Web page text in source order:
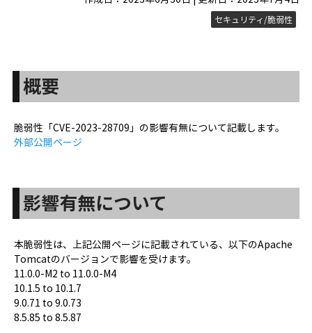
セキュリティ/脆弱性
概要
脆弱性「CVE-2023-28709」の影響有無について記載します。
外部公開ページ
影響有無について
本脆弱性は、上記公開ページに記載されている、以下のApache
Tomcatのバージョンで影響を受けます。
11.0.0-M2 to 11.0.0-M4
10.1.5 to 10.1.7
9.0.71 to 9.0.73
8.5.85 to 8.5.87